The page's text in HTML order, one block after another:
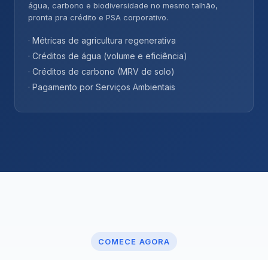
água, carbono e biodiversidade no mesmo talhão,
pronta pra crédito e PSA corporativo.
· Métricas de agricultura regenerativa
· Créditos de água (volume e eficiência)
· Créditos de carbono (MRV de solo)
· Pagamento por Serviços Ambientais
COMECE AGORA